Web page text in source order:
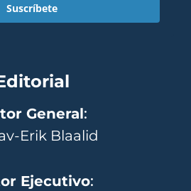
Suscríbete
General:
Erik Blaalid
Ejecutivo: